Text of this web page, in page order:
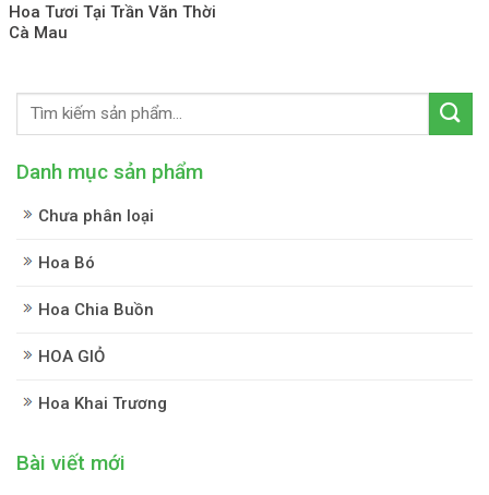
Hoa Tươi Tại Trần Văn Thời
Cà Mau
Danh mục sản phẩm
Chưa phân loại
Hoa Bó
Hoa Chia Buồn
HOA GIỎ
Hoa Khai Trương
Bài viết mới